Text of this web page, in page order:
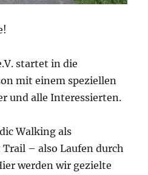
startet in die
mit einem speziellen
und alle Interessierten.
Walking als
– also Laufen durch
werden wir gezielte